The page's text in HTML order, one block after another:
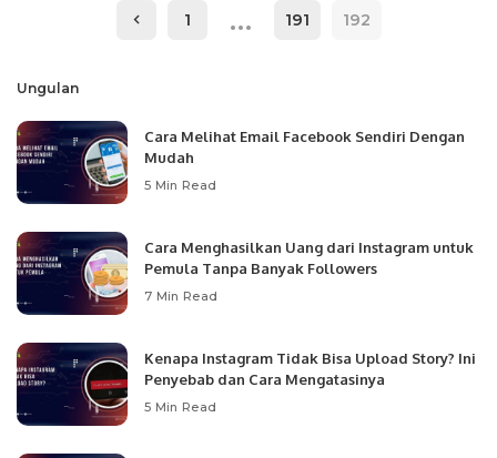
1 … 191 192
Ungulan
Cara Melihat Email Facebook Sendiri Dengan
Mudah
5 Min Read
Cara Menghasilkan Uang dari Instagram untuk
Pemula Tanpa Banyak Followers
7 Min Read
Kenapa Instagram Tidak Bisa Upload Story? Ini
Penyebab dan Cara Mengatasinya
5 Min Read